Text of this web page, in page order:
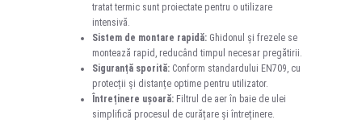
tratat termic sunt proiectate pentru o utilizare
intensivă.
Sistem de montare rapidă: Ghidonul și frezele se
montează rapid, reducând timpul necesar pregătirii.
Siguranță sporită: Conform standardului EN709, cu
protecții și distanțe optime pentru utilizator.
Întreținere ușoară: Filtrul de aer în baie de ulei
simplifică procesul de curățare și întreținere.